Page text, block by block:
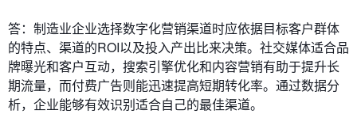
答：制造业企业选择数字化营销渠道时应依据目标客户群体
的特点、渠道的ROI以及投入产出比来决策。社交媒体适合品
牌曝光和客户互动，搜索引擎优化和内容营销有助于提升长
期流量，而付费广告则能迅速提高短期转化率。通过数据分
析，企业能够有效识别适合自己的最佳渠道。